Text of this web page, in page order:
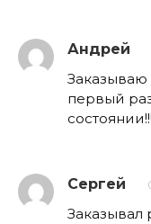
Андрей
Заказываю
первый
Сергей
Заказывал